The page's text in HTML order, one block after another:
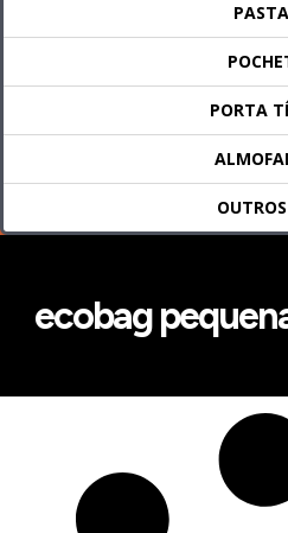
PORTA
OUTROS
ecobag